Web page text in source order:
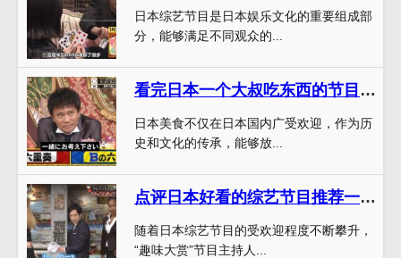
日本综艺节目是日本娱乐文化的重要组成部
分，能够满足不同观众的...
看完日本一个大叔吃东西的节目，你还会吃传统观念中被忽略的美食吗？
日本美食不仅在日本国内广受欢迎，作为历
史和文化的传承，能够放...
点评日本好看的综艺节目推荐一下：时下最热门的日本节目趣味大赏
随着日本综艺节目的受欢迎程度不断攀升，
“趣味大赏”节目主持人...